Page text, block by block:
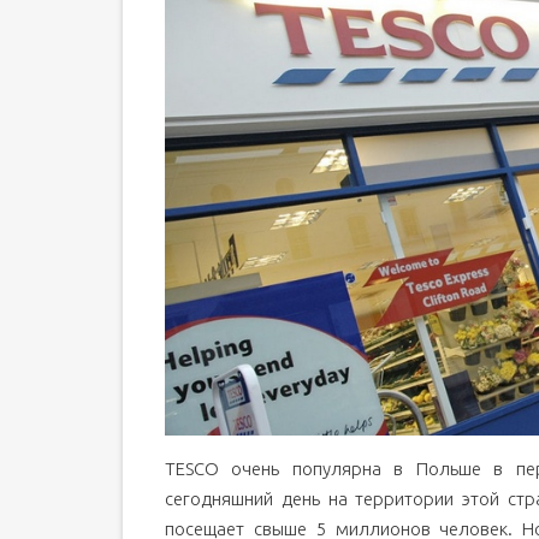
TESCO очень популярна в Польше в
сегодняшний день на территории этой
посещает свыше 5 миллионов человек.